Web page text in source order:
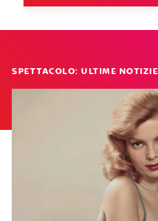
SPETTACOLO: ULTIME NOTIZIE